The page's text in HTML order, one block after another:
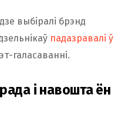
выбіралі брэнд
падазравалі ў
галасаванні.
і навошта ён